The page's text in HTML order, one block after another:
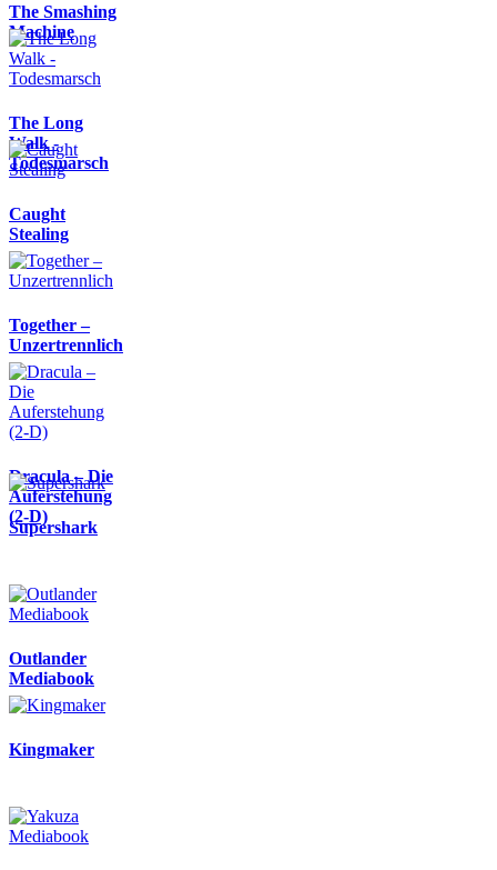
The Smashing
Machine
The Long
Walk -
Todesmarsch
Caught
Stealing
Together –
Unzertrennlich
Dracula – Die
Auferstehung
(2-D)
Supershark
Outlander
Mediabook
Kingmaker